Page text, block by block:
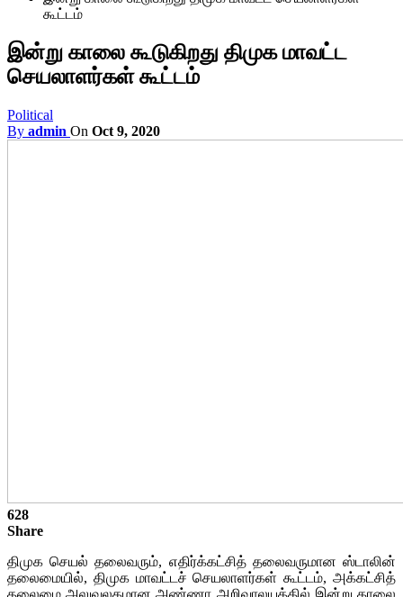
கூட்டம்
இன்று காலை கூடுகிறது திமுக மாவட்ட
செயலாளர்கள் கூட்டம்
Political
By admin On Oct 9, 2020
628
Share
திமுக செயல் தலைவரும், எதிர்க்கட்சித் தலைவருமான ஸ்டாலின்
தலைமையில், திமுக மாவட்டச் செயலாளர்கள் கூட்டம், அக்கட்சித்
தலைமை அலுவலகமான அண்ணா அறிவாலயத்தில் இன்று காலை